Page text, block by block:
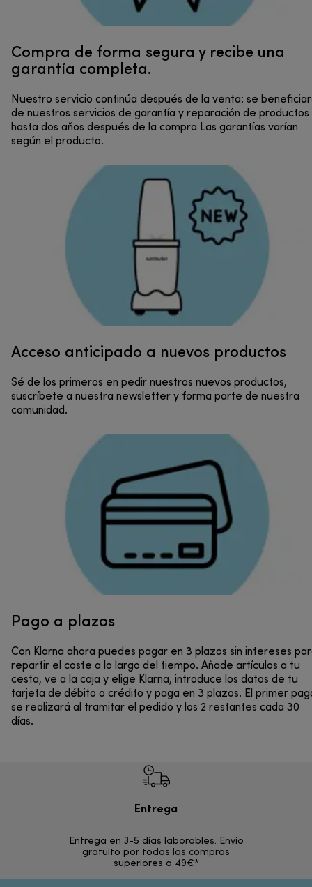
Compra de forma segura y recibe una
garantía completa.
Nuestro servicio continúa después de la venta: se
de nuestros servicios de garantía y reparación de productos
hasta dos años después de la compra Las garantías varían
según el producto.
Acceso anticipado a nuevos productos
Sé de los primeros en pedir nuestros nuevos productos,
suscríbete a nuestra newsletter y forma parte de nuestra
comunidad.
Pago a plazos
Con Klarna ahora puedes pagar en 3 plazos sin intereses
repartir el coste a lo largo del tiempo. Añade artículos a tu
cesta, ve a la caja y elige Klarna, introduce los datos de tu
tarjeta de débito o crédito y paga en 3 plazos. El primer
se realizará al tramitar el pedido y los 2 restantes cada 30
días.
Entrega
Entrega en 3-5 días laborables. Envío
gratuito por todas las compras
superiores a 49€*